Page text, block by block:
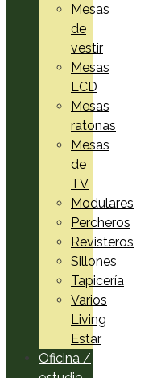
Mesas
de
vestir
Mesas
LCD
Mesas
ratonas
Mesas
de
TV
Modulares
Percheros
Revisteros
Sillones
Tapicería
Varios
Living
Estar
Oficina /